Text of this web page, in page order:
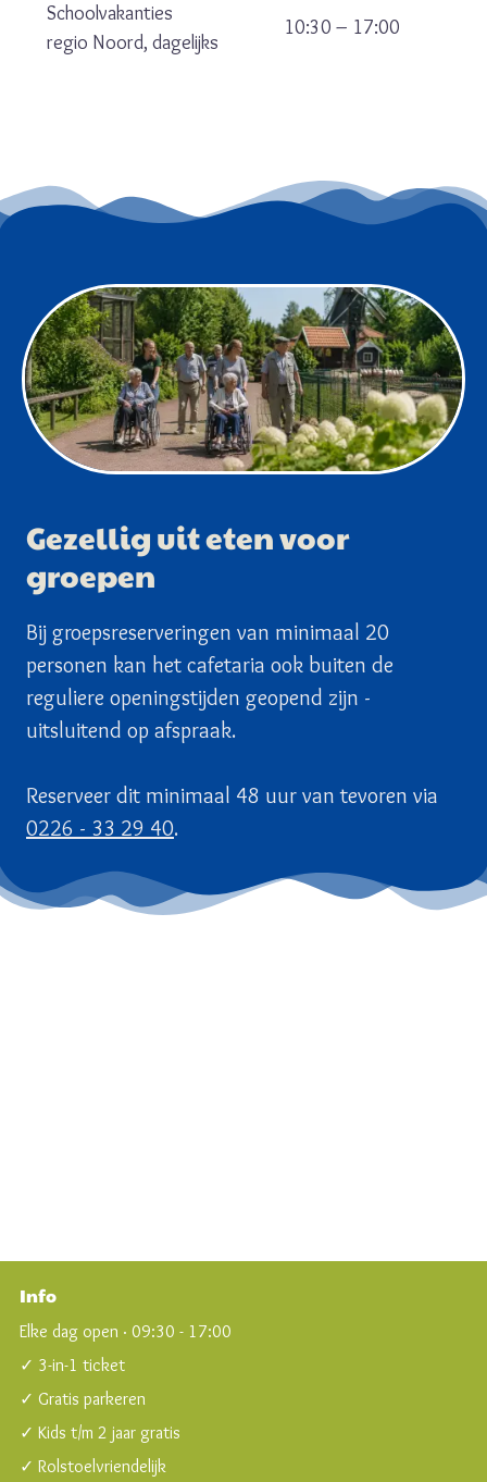
Schoolvakanties
regio Noord, dagelijks
10:30 – 17:00
Gezellig uit eten voor
groepen
Bij groepsreserveringen van minimaal 20
personen kan het cafetaria ook buiten de
reguliere openingstijden geopend zijn -
uitsluitend op afspraak.
Reserveer dit minimaal 48 uur van tevoren via
0226 - 33 29 40.
Info
Elke dag open · 09:30 - 17:00
✓ 3-in-1 ticket
✓ Gratis parkeren
✓ Kids t/m 2 jaar gratis
✓ Rolstoelvriendelijk